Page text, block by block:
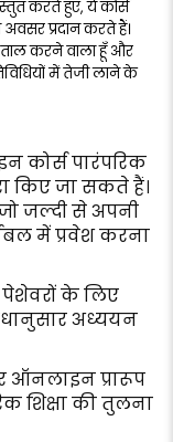
करते हुए, ये कोर्स
अवसर प्रदान करते हैं।
करने वाला हूँ और
में तेजी लाने के
कोर्स पारंपरिक
किए जा सकते हैं।
जल्दी से अपनी
में प्रवेश करना
के लिए
अध्ययन
प्रारूप
शिक्षा की तुलना